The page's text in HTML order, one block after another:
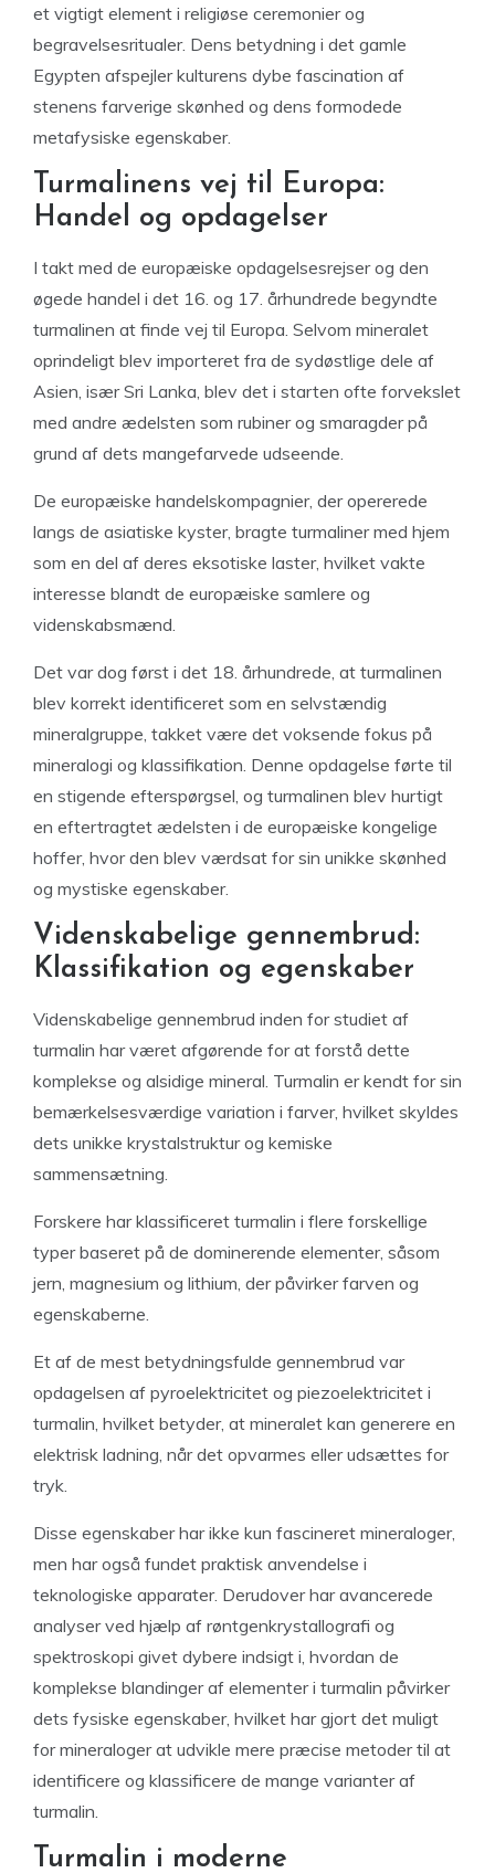
et vigtigt element i religiøse ceremonier og
begravelsesritualer. Dens betydning i det gamle
Egypten afspejler kulturens dybe fascination af
stenens farverige skønhed og dens formodede
metafysiske egenskaber.
Turmalinens vej til Europa:
Handel og opdagelser
I takt med de europæiske opdagelsesrejser og den
øgede handel i det 16. og 17. århundrede begyndte
turmalinen at finde vej til Europa. Selvom mineralet
oprindeligt blev importeret fra de sydøstlige dele af
Asien, især Sri Lanka, blev det i starten ofte forvekslet
med andre ædelsten som rubiner og smaragder på
grund af dets mangefarvede udseende.
De europæiske handelskompagnier, der opererede
langs de asiatiske kyster, bragte turmaliner med hjem
som en del af deres eksotiske laster, hvilket vakte
interesse blandt de europæiske samlere og
videnskabsmænd.
Det var dog først i det 18. århundrede, at turmalinen
blev korrekt identificeret som en selvstændig
mineralgruppe, takket være det voksende fokus på
mineralogi og klassifikation. Denne opdagelse førte til
en stigende efterspørgsel, og turmalinen blev hurtigt
en eftertragtet ædelsten i de europæiske kongelige
hoffer, hvor den blev værdsat for sin unikke skønhed
og mystiske egenskaber.
Videnskabelige gennembrud:
Klassifikation og egenskaber
Videnskabelige gennembrud inden for studiet af
turmalin har været afgørende for at forstå dette
komplekse og alsidige mineral. Turmalin er kendt for sin
bemærkelsesværdige variation i farver, hvilket skyldes
dets unikke krystalstruktur og kemiske
sammensætning.
Forskere har klassificeret turmalin i flere forskellige
typer baseret på de dominerende elementer, såsom
jern, magnesium og lithium, der påvirker farven og
egenskaberne.
Et af de mest betydningsfulde gennembrud var
opdagelsen af pyroelektricitet og piezoelektricitet i
turmalin, hvilket betyder, at mineralet kan generere en
elektrisk ladning, når det opvarmes eller udsættes for
tryk.
Disse egenskaber har ikke kun fascineret mineraloger,
men har også fundet praktisk anvendelse i
teknologiske apparater. Derudover har avancerede
analyser ved hjælp af røntgenkrystallografi og
spektroskopi givet dybere indsigt i, hvordan de
komplekse blandinger af elementer i turmalin påvirker
dets fysiske egenskaber, hvilket har gjort det muligt
for mineraloger at udvikle mere præcise metoder til at
identificere og klassificere de mange varianter af
turmalin.
Turmalin i moderne